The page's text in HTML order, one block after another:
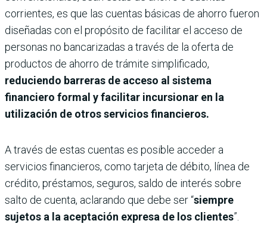
corrientes, es que las cuentas básicas de ahorro fueron
diseñadas con el propósito de facilitar el acceso de
personas no bancarizadas a través de la oferta de
productos de ahorro de trámite simplificado,
reduciendo barreras de acceso al sistema
financiero formal y facilitar incursionar en la
utilización de otros servicios financieros.
A través de estas cuentas es posible acceder a
servicios financieros, como tarjeta de débito, línea de
crédito, préstamos, seguros, saldo de interés sobre
salto de cuenta, aclarando que debe ser “siempre
sujetos a la aceptación expresa de los clientes”.